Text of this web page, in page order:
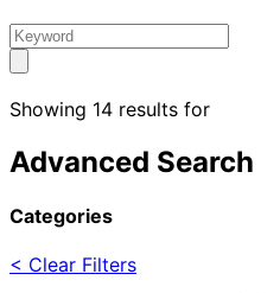
Showing 14 results for
Advanced Search
Categories
< Clear Filters